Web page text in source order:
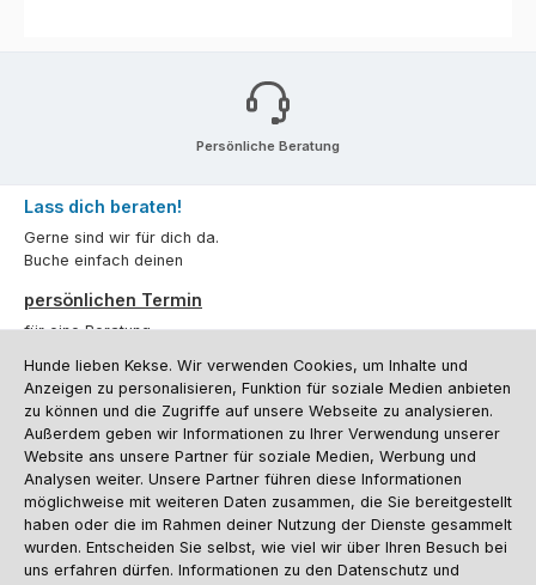
Persönliche Beratung
Lass dich beraten!
Gerne sind wir für dich da.
Buche einfach deinen
persönlichen Termin
für eine Beratung.
Oder über unserKontaktformular.
Vertrag widerrufen
Kundenservice
Informationen
Hunde lieben Kekse. Wir verwenden Cookies, um Inhalte und
Anzeigen zu personalisieren, Funktion für soziale Medien anbieten
zu können und die Zugriffe auf unsere Webseite zu analysieren.
Außerdem geben wir Informationen zu Ihrer Verwendung unserer
Website ans unsere Partner für soziale Medien, Werbung und
Analysen weiter. Unsere Partner führen diese Informationen
möglichweise mit weiteren Daten zusammen, die Sie bereitgestellt
haben oder die im Rahmen deiner Nutzung der Dienste gesammelt
wurden. Entscheiden Sie selbst, wie viel wir über Ihren Besuch bei
uns erfahren dürfen. Informationen zu den Datenschutz und